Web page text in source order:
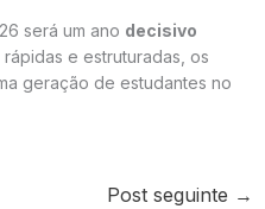
será um ano decisivo
rápidas e estruturadas, os
geração de estudantes no
Post seguinte →